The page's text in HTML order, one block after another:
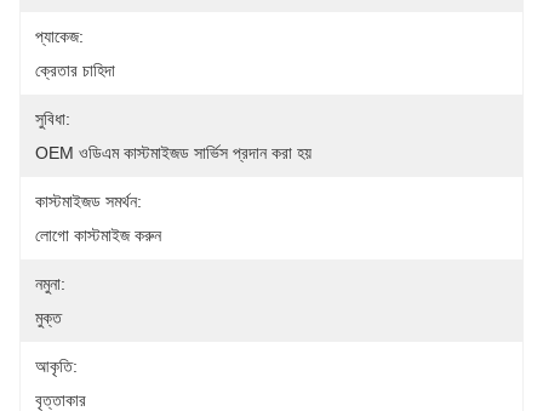
প্যাকেজ:
ক্রেতার চাহিদা
সুবিধা:
OEM ওডিএম কাস্টমাইজড সার্ভিস প্রদান করা হয়
কাস্টমাইজড সমর্থন:
লোগো কাস্টমাইজ করুন
নমুনা:
মুক্ত
আকৃতি:
বৃত্তাকার